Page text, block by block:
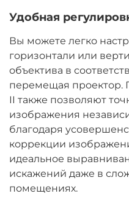
Удобная
Вы можете легко
горизонтали или
объектива в
перемещая проектор.
II также позволяют
изображения
благодаря
коррекции
идеальное
искажений даже в
помещениях.